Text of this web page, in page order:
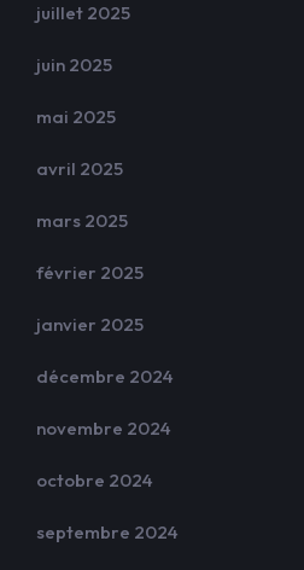
juillet 2025
juin 2025
mai 2025
avril 2025
mars 2025
février 2025
janvier 2025
décembre 2024
novembre 2024
octobre 2024
septembre 2024